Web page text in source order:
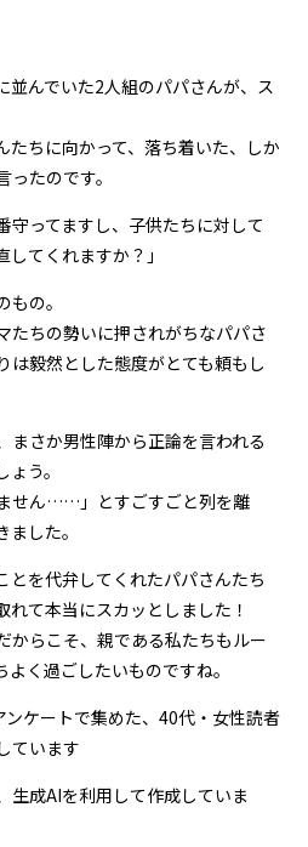
並んでいた2人組のパパさんが、ス
たちに向かって、落ち着いた、しか
たのです。
守ってますし、子供たちに対して
てくれますか？」
の。
たちの勢いに押されがちなパパさ
は毅然とした態度がとても頼もし
まさか男性陣から正論を言われる
う。
せん……」とすごすごと列を離
した。
とを代弁してくれたパパさんたち
て本当にスカッとしました！
からこそ、親である私たちもルー
く過ごしたいものですね。
ケートで集めた、40代・女性読者
ています
成AIを利用して作成していま